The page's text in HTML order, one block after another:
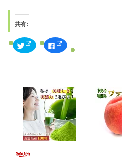
共有:
ク
ッ
i
t
t
e
で
共
有
(
し
い
F
c
で
共
有
す
る
に
は
ク
リ
ッ